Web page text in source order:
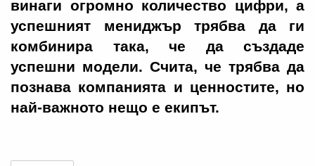
винаги огромно количество цифри, а
успешният мениджър трябва да ги
комбинира така, че да създаде
успешни модели. Счита, че трябва да
познава компанията и ценностите, но
най-важното нещо е екипът.